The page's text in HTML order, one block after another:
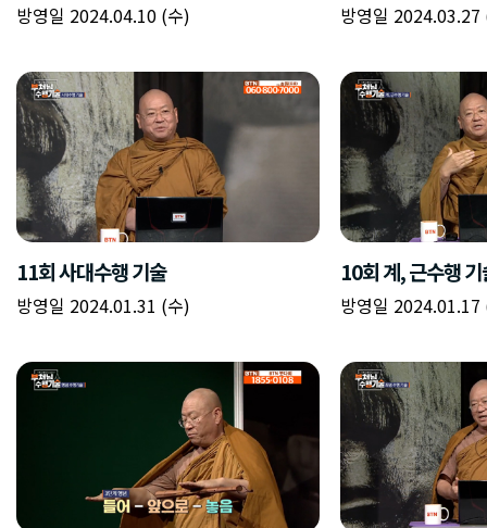
방영일 2024.04.10 (수) 방영일 2024.03.27
11회 사대수행 기술
방영일 2024.01.31 (수)
10회 계, 근수행 기
방영일 2024.01.17